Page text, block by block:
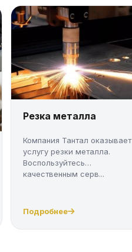
Резка металла
Компания Тантал оказывает
услугу резки металла.
Воспользуйтесь
качественным серв...
Подробнее